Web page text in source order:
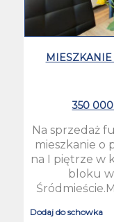
350
Na sprzedaż
mieszkanie o
na I piętrze w
bloku w
Dodaj do schowka